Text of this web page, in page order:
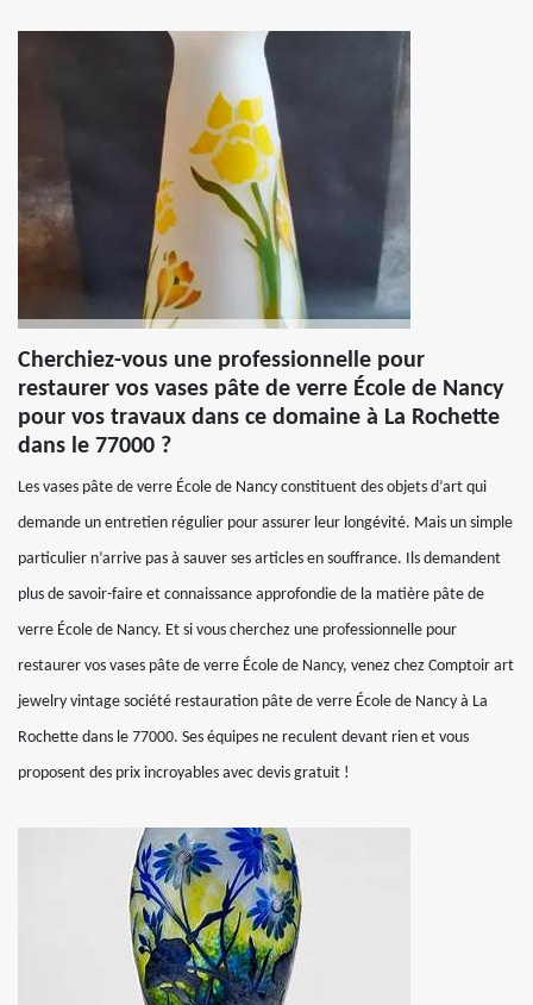
Cherchiez-vous une professionnelle pour
restaurer vos vases pâte de verre École de Nancy
pour vos travaux dans ce domaine à La Rochette
dans le 77000 ?
Les vases pâte de verre École de Nancy constituent des objets d’art qui
demande un entretien régulier pour assurer leur longévité. Mais un simple
particulier n’arrive pas à sauver ses articles en souffrance. Ils demandent
plus de savoir-faire et connaissance approfondie de la matière pâte de
verre École de Nancy. Et si vous cherchez une professionnelle pour
restaurer vos vases pâte de verre École de Nancy, venez chez Comptoir art
jewelry vintage société restauration pâte de verre École de Nancy à La
Rochette dans le 77000. Ses équipes ne reculent devant rien et vous
proposent des prix incroyables avec devis gratuit !